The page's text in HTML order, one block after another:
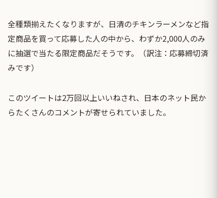
全種類揃えたくなりますが、日清のチキンラーメンなど指
定商品を買って応募した人の中から、わずか2,000人のみ
に抽選で当たる限定商品だそうです。（訳注：応募締切済
みです）
このツイートは2万回以上いいねされ、日本のネット民か
らたくさんのコメントが寄せられていました。